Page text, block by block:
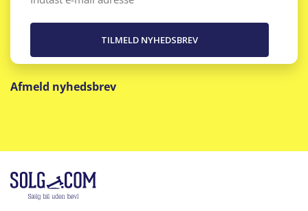
Afmeld nyhedsbrev